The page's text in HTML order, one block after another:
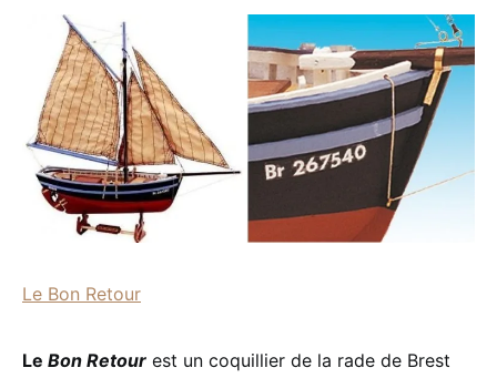
Le Bon Retour
Le Bon Retour est un coquillier de la rade de Brest